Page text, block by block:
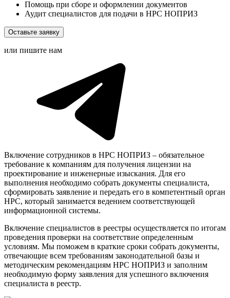
Помощь при сборе и оформлении документов
Аудит специалистов для подачи в НРС НОПРИЗ
Оставьте заявку
или пишите нам
Включение сотрудников в НРС НОПРИЗ – обязательное
требование к компаниям для получения лицензии на
проектирование и инженерные изыскания. Для его
выполнения необходимо собрать документы специалиста,
сформировать заявление и передать его в компетентный орган
НРС, который занимается ведением соответствующей
информационной системы.
Включение специалистов в реестры осуществляется по итогам
проведения проверки на соответствие определенным
условиям. Мы поможем в краткие сроки собрать документы,
отвечающие всем требованиям законодательной базы и
методическим рекомендациям НРС НОПРИЗ и заполним
необходимую форму заявления для успешного включения
специалиста в реестр.